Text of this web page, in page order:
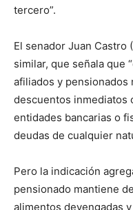
tercero”.
El senador Juan Castro
similar, que señala que
afiliados y pensionados
descuentos inmediatos
entidades bancarias o
deudas de cualquier
Pero la indicación
pensionado mantiene
alimentos devengadas